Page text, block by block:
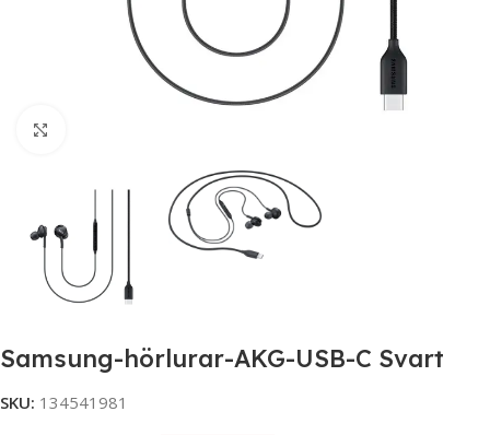
Samsung-hörlurar-AKG-USB-C Svart
SKU: 134541981